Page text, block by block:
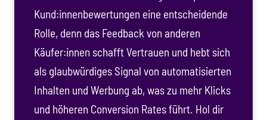
Kund:innenbewertungen eine entscheidende
Rolle, denn das Feedback von anderen
Käufer:innen schafft Vertrauen und hebt sich
als glaubwürdiges Signal von automatisierten
Inhalten und Werbung ab, was zu mehr Klicks
und höheren Conversion Rates führt. Hol dir